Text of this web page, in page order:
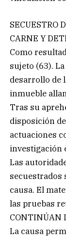
SECUESTRO
CARNE Y
Como
sujeto (63).
desarrollo de
inmueble
Tras su
disposición
actuaciones
investigación
Las
secuestrados
causa. El
las pruebas
CONTINÚAN
La causa